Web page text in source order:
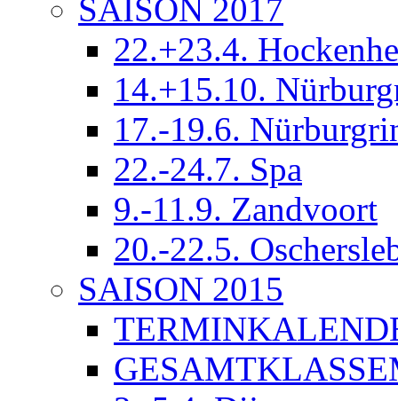
SAISON 2017
22.+23.4.
14.+15.10.
17.-19.6.
22.-24.7. Spa
9.-11.9. Zandvoort
20.-22.5.
SAISON 2015